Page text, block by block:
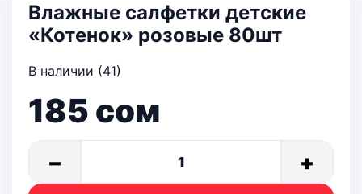
Влажные салфетки детские
«Котенок» розовые 80шт
В наличии (41)
185 сом
− 1 +